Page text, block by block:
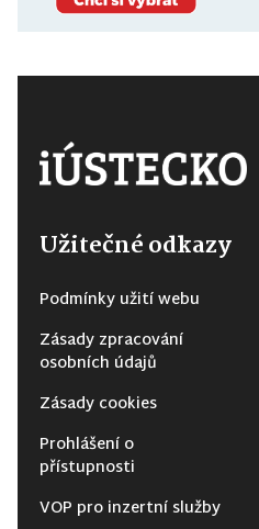
Užitečné odkazy
Podmínky užití webu
Zásady zpracování
osobních údajů
Zásady cookies
Prohlášení o
přístupnosti
VOP pro inzertní služby